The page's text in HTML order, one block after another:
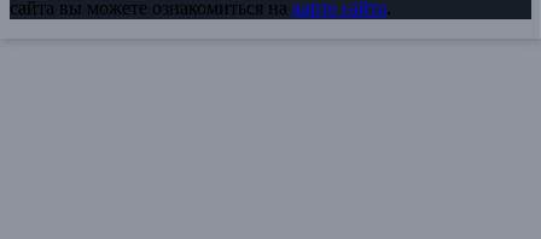
сайта вы можете ознакомиться на карте сайта.